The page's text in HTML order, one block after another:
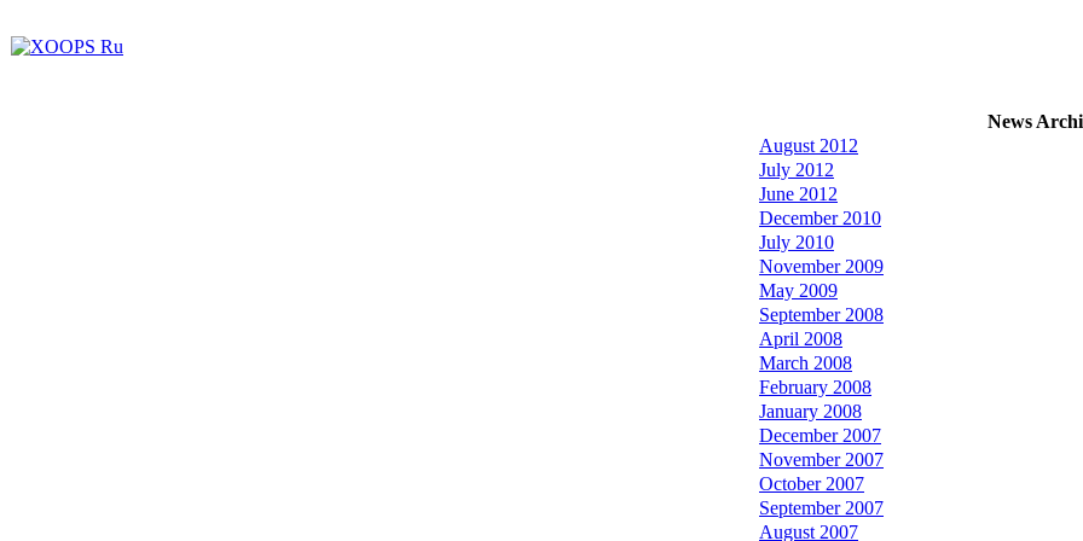
News
August 2012
July 2012
June 2012
December 2010
July 2010
November 2009
May 2009
September 2008
April 2008
March 2008
February 2008
January 2008
December 2007
November 2007
October 2007
September 2007
August 2007